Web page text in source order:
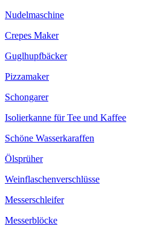
Nudelmaschine
Crepes Maker
Guglhupfbäcker
Pizzamaker
Schongarer
Isolierkanne für Tee und Kaffee
Schöne Wasserkaraffen
Ölsprüher
Weinflaschenverschlüsse
Messerschleifer
Messerblöcke